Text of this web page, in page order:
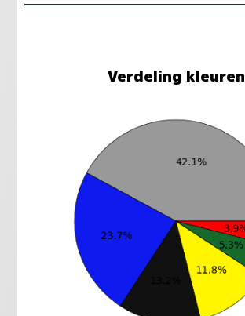
Verdeling kleuren